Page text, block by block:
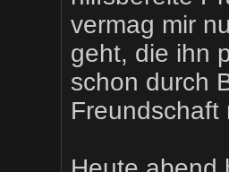
vermag mir
geht, die ihn
schon durch
Freundschaft